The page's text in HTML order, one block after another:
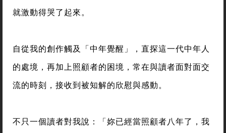
就激動得哭了起來。
自從我的創作觸及「中年覺醒」，直探這一代中年人
的處境，再加上照顧者的困境，常在與讀者面對面交
流的時刻，接收到被知解的欣慰與感動。
不只一個讀者對我說：「妳已經當照顧者八年了，我